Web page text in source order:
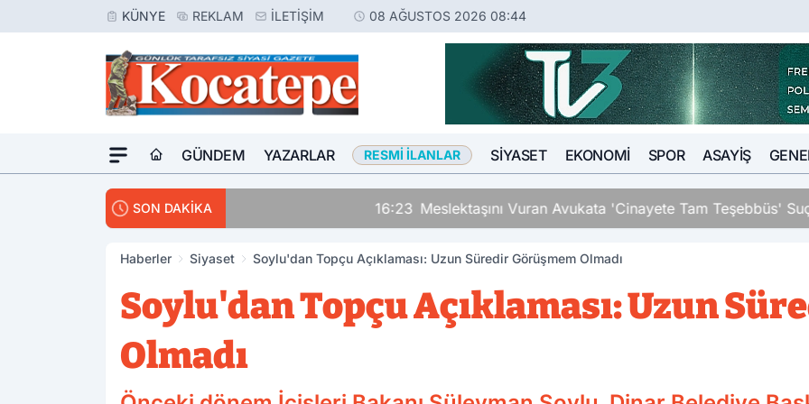
KÜNYE REKLAM İLETIŞIM 08 AĞUSTOS 2026 08:44
GÜNDEM YAZARLAR RESMI İLANLAR SIYASET EKONOMI SPOR ASAYIŞ
SON DAKİKA Meslektaşını Vuran Avukata 'Cinayete Tam Teşebbüs' Suçlaması
Haberler Siyaset Soylu'dan Topçu Açıklaması: Uzun Süredir Görüşmem Olmadı
Soylu'dan Topçu Açıklaması: Uzun
Olmadı